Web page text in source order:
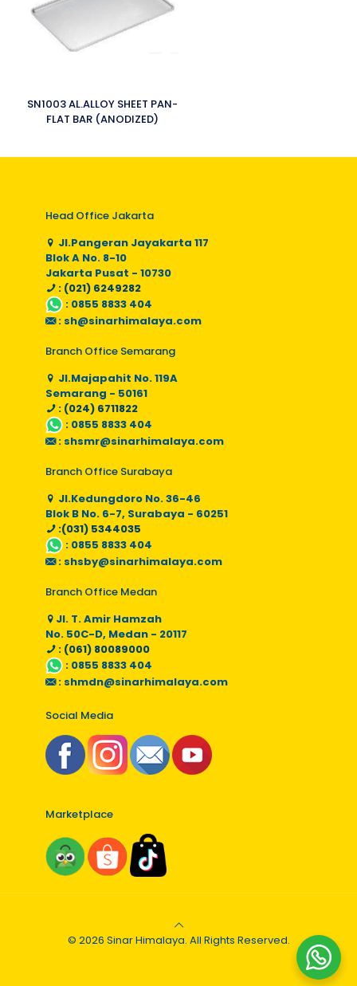
SN1003 AL.ALLOY SHEET PAN-
FLAT BAR (ANODIZED)
Head Office Jakarta
Jl.Pangeran Jayakarta 117
Blok A No. 8-10
Jakarta Pusat - 10730
: (021) 6249282
: 0855 8833 404
: sh@sinarhimalaya.com
Branch Office Semarang
Jl.Majapahit No. 119A
Semarang - 50161
: (024) 6711822
: 0855 8833 404
: shsmr@sinarhimalaya.com
Branch Office Surabaya
Jl.Kedungdoro No. 36-46
Blok B No. 6-7, Surabaya - 60251
:(031) 5344035
: 0855 8833 404
: shsby@sinarhimalaya.com
Branch Office Medan
Jl. T. Amir Hamzah
No. 50C-D, Medan - 20117
: (061) 80089000
: 0855 8833 404
: shmdn@sinarhimalaya.com
Social Media
Marketplace
© 2026 Sinar Himalaya. All Rights Reserved.